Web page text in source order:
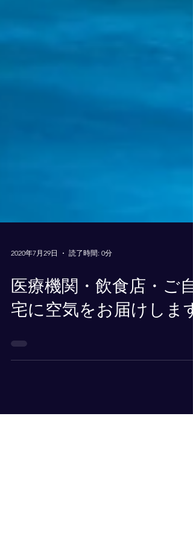
2020年7月29日 読了時間: 0分
医療機関・飲食店・ご自
宅に空気をお届けします